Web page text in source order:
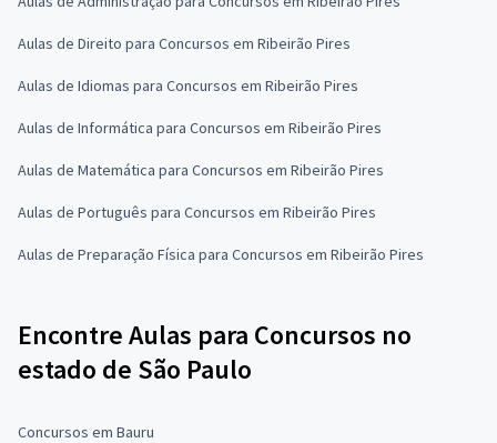
Aulas de Direito para Concursos em Ribeirão Pires
Aulas de Idiomas para Concursos em Ribeirão Pires
Aulas de Informática para Concursos em Ribeirão Pires
Aulas de Matemática para Concursos em Ribeirão Pires
Aulas de Português para Concursos em Ribeirão Pires
Aulas de Preparação Física para Concursos em Ribeirão Pires
Encontre Aulas para Concursos no
estado de São Paulo
Concursos em Bauru